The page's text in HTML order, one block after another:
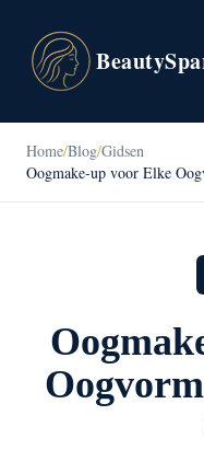
Home/Blog/Gidsen
Oogmake-up voor Elke